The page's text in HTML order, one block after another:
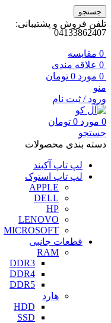
جستجو
تلفن فروش و پشتیبانی:
04133862407
0 مقايسه
0 علاقه مندی
0 مورد 0 تومان
منو
ورود / ثبت نام
0 مورد 0 تومان
جستجو
دسته بندی محصولات
لپ تاپ آکبند
لپ تاپ استوک
APPLE
DELL
HP
LENOVO
MICROSOFT
قطعات جانبی
RAM
DDR3
DDR4
DDR5
هارد
HDD
SSD